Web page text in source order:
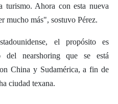
turismo. Ahora con esta nueva
mucho más", sostuvo Pérez.
el propósito es
del nearshoring que se está
China y Sudamérica, a fin de
ciudad texana.